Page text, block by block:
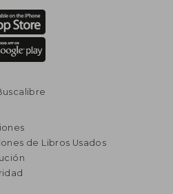
de Libros Usados